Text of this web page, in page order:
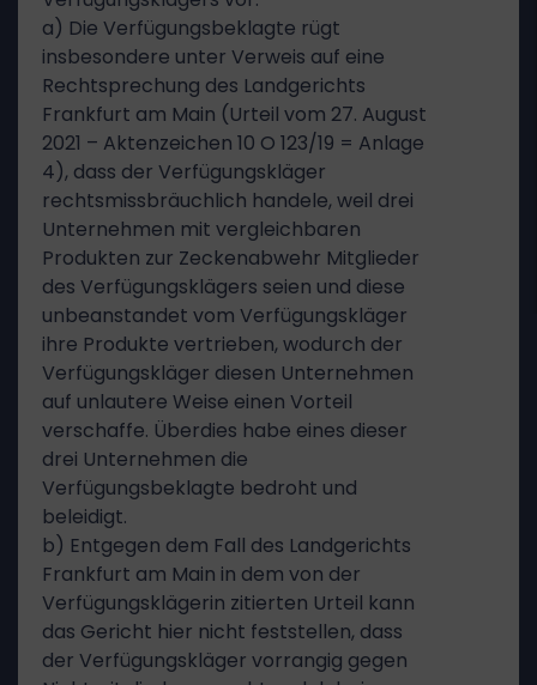
a) Die Verfügungsbeklagte rügt
insbesondere unter Verweis auf eine
Rechtsprechung des Landgerichts
Frankfurt am Main (Urteil vom 27. August
2021 – Aktenzeichen 10 O 123/19 = Anlage
4), dass der Verfügungskläger
rechtsmissbräuchlich handele, weil drei
Unternehmen mit vergleichbaren
Produkten zur Zeckenabwehr Mitglieder
des Verfügungsklägers seien und diese
unbeanstandet vom Verfügungskläger
ihre Produkte vertrieben, wodurch der
Verfügungskläger diesen Unternehmen
auf unlautere Weise einen Vorteil
verschaffe. Überdies habe eines dieser
drei Unternehmen die
Verfügungsbeklagte bedroht und
beleidigt.
b) Entgegen dem Fall des Landgerichts
Frankfurt am Main in dem von der
Verfügungsklägerin zitierten Urteil kann
das Gericht hier nicht feststellen, dass
der Verfügungskläger vorrangig gegen